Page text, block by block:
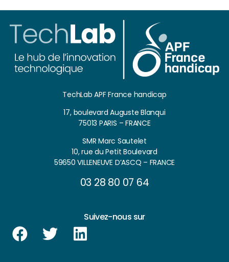
TechLab APF France handicap
17, boulevard Auguste Blanqui
75013 PARIS – FRANCE
SMR Marc Sautelet
10, rue du Petit Boulevard
59650 VILLENEUVE D’ASCQ – FRANCE
03 28 80 07 64
Suivez-nous sur